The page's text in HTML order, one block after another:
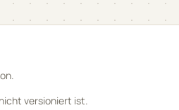
versioniert ist.